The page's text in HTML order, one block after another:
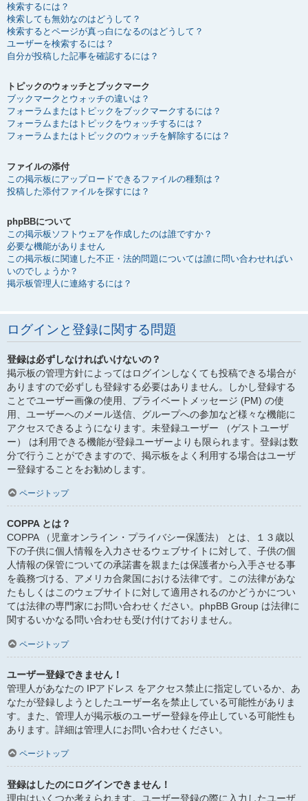
検索するには？
検索しても無効なのはどうして？
検索するとページが真っ白になるのはどうして？
ユーザーを検索するには？
自分が投稿した記事を確認するには？
トピックのウォッチとブックマーク
ブックマークとウォッチの違いは？
フォーラムまたはトピックをブックマークするには？
フォーラムまたはトピックをウォッチするには？
フォーラムまたはトピックのウォッチを解除するには？
ファイルの添付
この掲示板にアップロードできるファイルの種類は？
投稿した添付ファイルを探すには？
phpBBについて
この掲示板ソフトウェアを作成したのは誰ですか？
必要な機能がありません
この掲示板に関連した不正・法的問題については誰に問い合わせればい
いのでしょうか？
掲示板管理人に連絡するには？
ログインと登録に関する問題
登録は必ずしなければいけないの？
掲示板の管理方針によってはログインしなくても投稿できる場合が
ありますので必ずしも登録する必要はありません。しかし登録する
ことでユーザー画像の使用、プライベートメッセージ (PM) の使
用、ユーザーへのメール送信、グループへの参加など様々な機能に
アクセスできるようになります。未登録ユーザー （ゲストユーザ
ー） は利用できる機能が登録ユーザーよりも限られます。登録は数
分で行うことができますので、掲示板をよく利用する場合はユーザ
ー登録することをお勧めします。
ページトップ
COPPA とは？
COPPA （児童オンライン・プライバシー保護法） とは、１３歳以
下の子供に個人情報を入力させるウェブサイトに対して、子供の個
人情報の保管についての承諾書を親または保護者から入手させる事
を義務づける、アメリカ合衆国における法律です。この法律があな
たもしくはこのウェブサイトに対して適用されるのかどうかについ
ては法律の専門家にお問い合わせください。phpBB Group は法律に
関するいかなる問い合わせも受け付けておりません。
ページトップ
ユーザー登録できません！
管理人があなたの IPアドレス をアクセス禁止に指定しているか、あ
なたが登録しようとしたユーザー名を禁止している可能性がありま
す。また、管理人が掲示板のユーザー登録を停止している可能性も
あります。詳細は管理人にお問い合わせください。
ページトップ
登録はしたのにログインできません！
理由はいくつか考えられます。ユーザー登録の際に入力したユーザ